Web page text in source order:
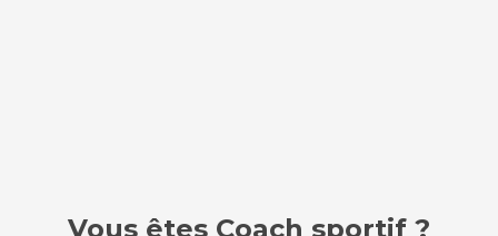
Vous êtes Coach sportif ?